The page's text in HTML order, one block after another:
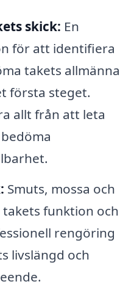
skick: En
för att identifiera
takets allmänna
första steget.
allt från att leta
Smuts, mossa och
funktion och
rengöring
livslängd och